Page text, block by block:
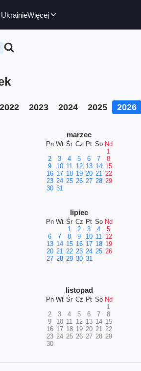
Więcej
2022 2023 2024 2025 2026
marzec
Pn Wt Śr Cz Pt So Nd
1
2
3 4 5 6 7
8
9
10 11 12 13 14 15
16 17 18 19 20 21 22
23 24 25 26 27 28 29
30 31
lipiec
Pn Wt Śr Cz Pt So Nd
1
2 3 4
5
6
7 8 9 10 11 12
13 14 15 16 17 18 19
20 21 22 23 24 25 26
27 28 29 30 31
listopad
Pn Wt Śr Cz Pt So Nd
1
2
3 4 5 6 7
8
9
10 11 12 13 14 15
16 17 18 19 20 21 22
23 24 25 26 27 28 29
30